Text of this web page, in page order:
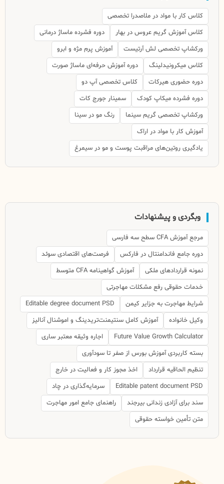
کلاس کار با مواد در ملاصدرا تخصصی
کلاس آموزش گریم عروس در بهار
دوره فشرده ماساژ درمانی
ورکشاپ تخصصی لش آرتیست
آموزش پرم مژه و ابرو
کلاس میکرونیدلینگ
دوره آموزش حرفه‌ای ماساژ صورت
دوره حضوری هیرکات
کلاس تخصصی آپ دو
دوره فشرده میکاپ کودک
سمینار جورج کات
ورکشاپ تخصصی گریم سینما
رنگ مو در سینا
آموزش کار با مواد در اراک
یادگیری روتین‌های مراقبت پوست و مو در سیمرغ
وبگردی و پیشنهادات
مرجع آموزش CFA سطح سه فارسی
دوره جامع فاندامنتال در فارکس
فرصت‌های اقتصادی سوئد
نمونه قراردادهای ملکی
آموزش گواهینامه CFA متوسط
خدمات حقوقی رفع مشکلات مهاجرتی
شرایط مهاجرت به جزایر کیمن
Editable degree document PSD
وکیل خانواده
آموزش کامل سنتیمنت‌تریدینگ و اموشنال آنالیز
Future Value Growth Calculator
اجاره وثیقه معتبر ساری
بسته کاربردی آموزش بورس از صفر تا سودآوری
تنظیم الحاقیه قرارداد
اخذ مجوز کار و فعالیت در خارج
Editable patent document PSD
سرمایه‌گذاری در چاد
سند برای آزادی زندانی بیرجند
راهنمای جامع امور مهاجرت
متن تأمین خواسته حقوقی